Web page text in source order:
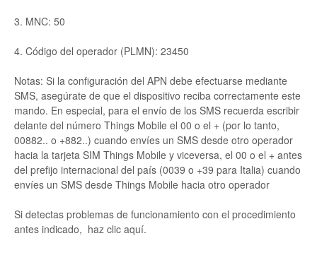
3. MNC: 50
4. Código del operador (PLMN): 23450
Notas: Si la configuración del APN debe efectuarse mediante
SMS, asegúrate de que el dispositivo reciba correctamente este
mando. En especial, para el envío de los SMS recuerda escribir
delante del número Things Mobile el 00 o el + (por lo tanto,
00882.. o +882..) cuando envíes un SMS desde otro operador
hacia la tarjeta SIM Things Mobile y viceversa, el 00 o el + antes
del prefijo internacional del país (0039 o +39 para Italia) cuando
envíes un SMS desde Things Mobile hacia otro operador
Si detectas problemas de funcionamiento con el procedimiento
antes indicado, haz clic aquí.